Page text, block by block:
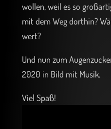
wollen, weil es so
mit dem Weg dorthin?
wert?
Und nun zum
2020 in Bild mit Musik.
Viel Spaß!